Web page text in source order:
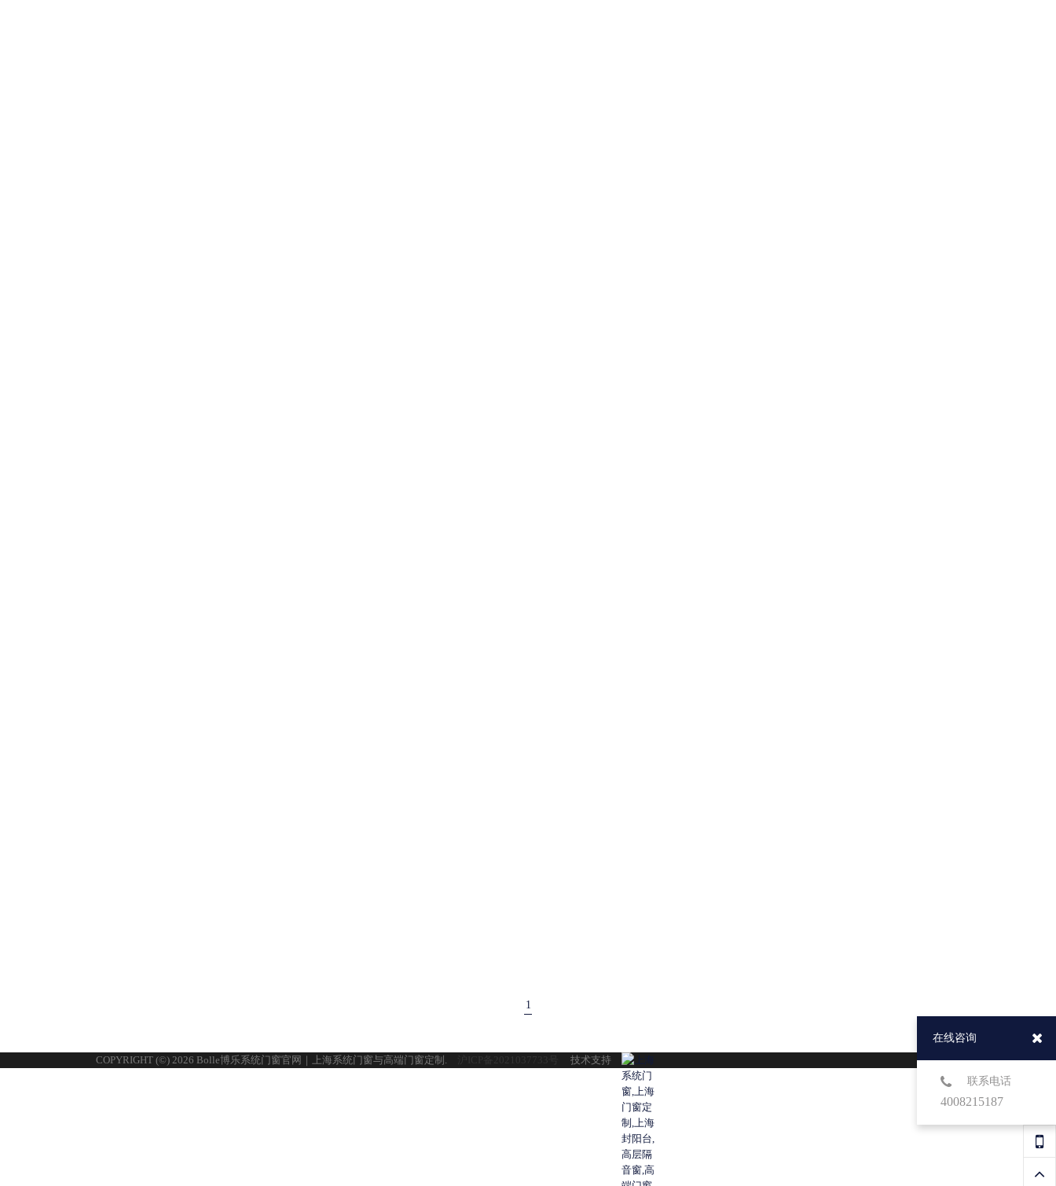
1
COPYRIGHT (©) 2026 Bolle博乐系统门窗官网｜上海系统门窗与高端门窗定制. 沪ICP备2021037733号 技术支持
在线咨询
联系电话
4008215187